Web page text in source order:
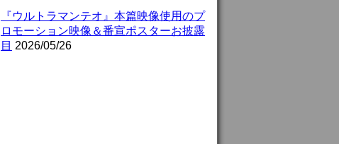
『ウルトラマンテオ』本篇映像使用のプ
ロモーション映像＆番宣ポスターお披露
目 2026/05/26